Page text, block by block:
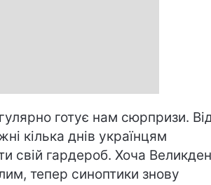
готує нам сюрпризи.
кілька днів українцям
свій гардероб. Хоча
тепер синоптики знову